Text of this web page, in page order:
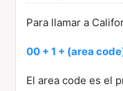
Para llamar a
00 + 1 + (area
El area code es el